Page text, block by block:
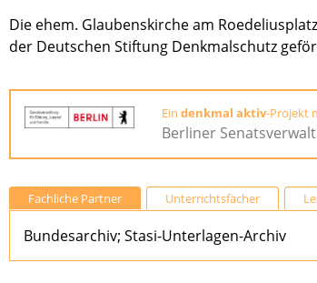
Die ehem. Glaubenskirche am
der Deutschen Stiftung Denkmalschutz
Eindenkmal aktiv-Projekt
Berliner
Fachliche Partner Unterrichtsfächer
Bundesarchiv; Stasi-Unterlagen-Archiv